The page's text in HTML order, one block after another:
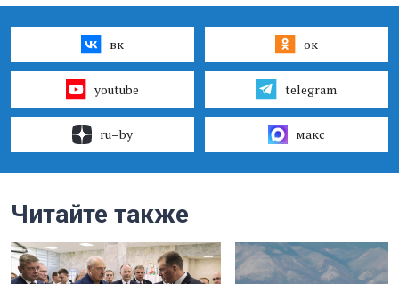
вк ок
youtube telegram
ru–by макс
Читайте также